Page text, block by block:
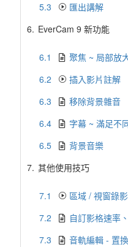
5.3
匯出講解
6. EverCam 9 新功能
6.1
聚焦 ~ 局部放
6.2
插入影片註解
6.3
移除背景雜音
6.4
字幕 ~ 滿足不
6.5
背景音樂
7. 其他使用技巧
7.1
區域 / 視窗錄影
7.2
自訂影格速率
7.3
音軌編輯 - 置